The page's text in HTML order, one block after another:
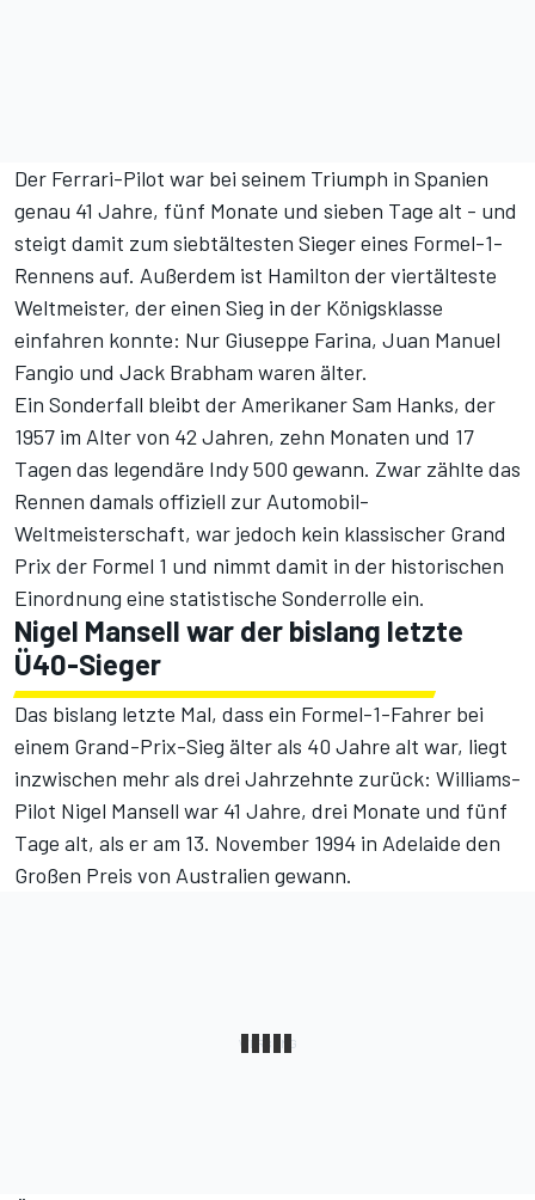
Der Ferrari-Pilot war bei seinem Triumph in Spanien
genau 41 Jahre, fünf Monate und sieben Tage alt - und
steigt damit zum siebtältesten Sieger eines Formel-1-
Rennens auf. Außerdem ist Hamilton der viertälteste
Weltmeister, der einen Sieg in der Königsklasse
einfahren konnte: Nur Giuseppe Farina, Juan Manuel
Fangio und Jack Brabham waren älter.
Ein Sonderfall bleibt der Amerikaner Sam Hanks, der
1957 im Alter von 42 Jahren, zehn Monaten und 17
Tagen das legendäre Indy 500 gewann. Zwar zählte das
Rennen damals offiziell zur Automobil-
Weltmeisterschaft, war jedoch kein klassischer Grand
Prix der Formel 1 und nimmt damit in der historischen
Einordnung eine statistische Sonderrolle ein.
Nigel Mansell war der bislang letzte
Ü40-Sieger
Das bislang letzte Mal, dass ein Formel-1-Fahrer bei
einem Grand-Prix-Sieg älter als 40 Jahre alt war, liegt
inzwischen mehr als drei Jahrzehnte zurück: Williams-
Pilot Nigel Mansell war 41 Jahre, drei Monate und fünf
Tage alt, als er am 13. November 1994 in Adelaide den
Großen Preis von Australien gewann.